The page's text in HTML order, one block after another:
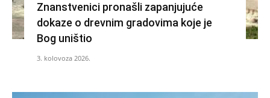
Znanstvenici pronašli zapanjujuće
dokaze o drevnim gradovima koje je
Bog uništio
3. kolovoza 2026.